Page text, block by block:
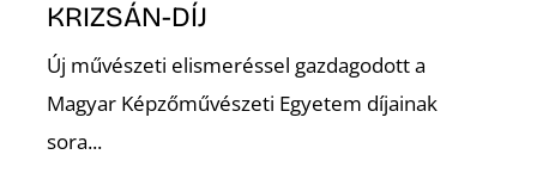
KRIZSÁN-DÍJ
Új művészeti elismeréssel gazdagodott a
Magyar Képzőművészeti Egyetem díjainak
sora...